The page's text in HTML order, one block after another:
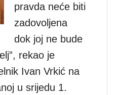
pravda neće biti
zadovoljena
dok joj ne bude
rekao je
Ivan Vrkić na
u srijedu 1.